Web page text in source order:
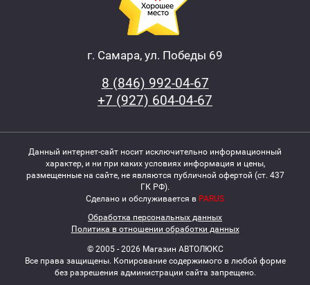
г. Самара, ул. Победы 69
8 (846) 992-04-67
+7 (927) 604-04-67
Данный интернет-сайт носит исключительно информационный
характер, и ни при каких условиях информация и цены,
размещенные на сайте, не являются публичной офертой (ст. 437
ГК РФ).
Сделано и обслуживается в PARUS
Обработка персональных данных
Политика в отношении обработки данных
© 2005 - 2026 Магазин АВТОЛЮКС
Все права защищены. Копирование содержимого в любой форме
без разрешения администрации сайта запрещено.